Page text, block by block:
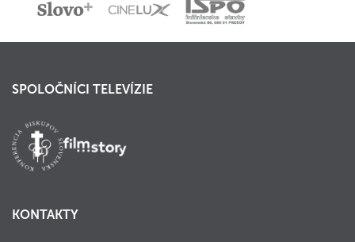
SPOLOČNÍCI TELEVÍZIE
KONTAKTY